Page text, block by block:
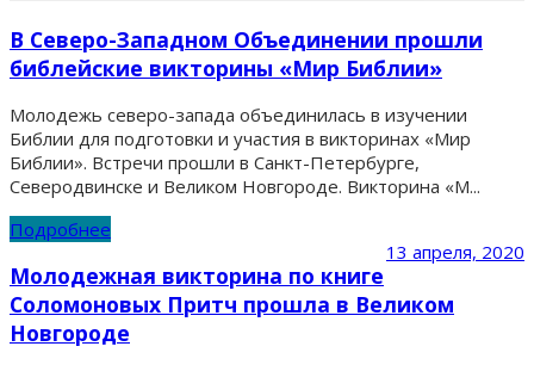
В Северо-Западном Объединении прошли
библейские викторины «Мир Библии»
Молодежь северо-запада объединилась в изучении
Библии для подготовки и участия в викторинах «Мир
Библии». Встречи прошли в Санкт-Петербурге,
Северодвинске и Великом Новгороде. Викторина «М...
Подробнее
13 апреля, 2020
Молодежная викторина по книге
Соломоновых Притч прошла в Великом
Новгороде